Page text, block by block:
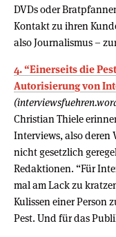
DVDs oder
Kontakt zu ihren
also Journalismus –
4. “Einerseits die
Autorisierung von
Christian Thiele
Interviews, also deren
nicht gesetzlich
Redaktionen. “Für
mal am Lack zu
Kulissen einer Person
Pest. Und für das